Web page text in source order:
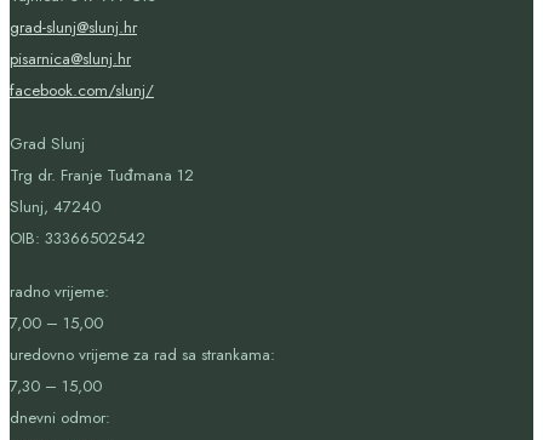
grad-slunj@slunj.hr
pisarnica@slunj.hr
facebook.com/slunj/
Grad Slunj
Trg dr. Franje Tuđmana 12
Slunj, 47240
OIB: 33366502542
radno vrijeme:
7,00 – 15,00
uredovno vrijeme za rad sa strankama:
7,30 – 15,00
dnevni odmor: